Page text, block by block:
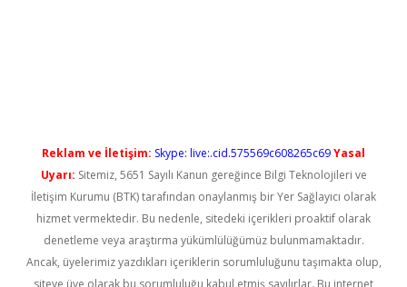
Reklam ve İletişim: Skype: live:.cid.575569c608265c69Yasal
Uyarı: Sitemiz, 5651 Sayılı Kanun gereğince Bilgi Teknolojileri ve
İletişim Kurumu (BTK) tarafından onaylanmış bir Yer Sağlayıcı olarak
hizmet vermektedir. Bu nedenle, sitedeki içerikleri proaktif olarak
denetleme veya araştırma yükümlülüğümüz bulunmamaktadır.
Ancak, üyelerimiz yazdıkları içeriklerin sorumluluğunu taşımakta olup,
siteye üye olarak bu sorumluluğu kabul etmiş sayılırlar. Bu internet